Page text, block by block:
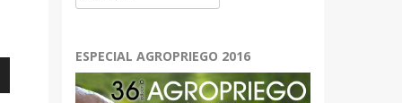
ESPECIAL AGROPRIEGO 2016